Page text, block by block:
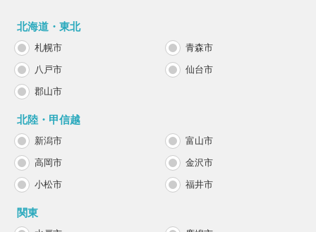
北海道・東北
札幌市 青森市
八戸市 仙台市
郡山市
北陸・甲信越
新潟市 富山市
高岡市 金沢市
小松市 福井市
関東